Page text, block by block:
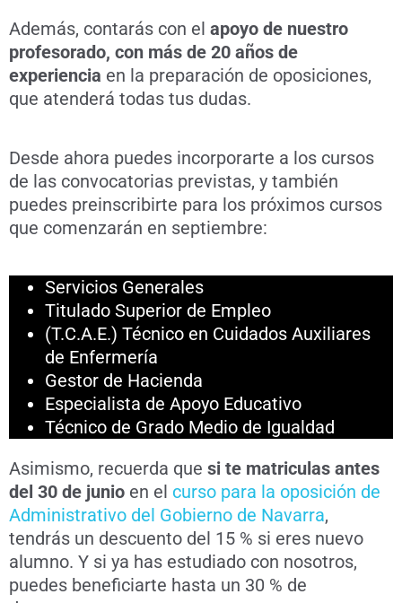
Además, contarás con el apoyo de nuestro
profesorado, con más de 20 años de
experiencia en la preparación de oposiciones,
que atenderá todas tus dudas.
Desde ahora puedes incorporarte a los cursos
de las convocatorias previstas, y también
puedes preinscribirte para los próximos cursos
que comenzarán en septiembre:
Servicios Generales
Titulado Superior de Empleo
(T.C.A.E.) Técnico en Cuidados Auxiliares
de Enfermería
Gestor de Hacienda
Especialista de Apoyo Educativo
Técnico de Grado Medio de Igualdad
Asimismo, recuerda que si te matriculas antes
del 30 de junio en el curso para la oposición de
Administrativo del Gobierno de Navarra,
tendrás un descuento del 15 % si eres nuevo
alumno. Y si ya has estudiado con nosotros,
puedes beneficiarte hasta un 30 % de